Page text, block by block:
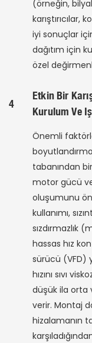
(örneğin,
iyi sonuçlar
dağıtım için
özel
4
Etkin Bir
Kurulum Ve
Önemli
tabanından
motor gücü ve
oluşumunu
kullanımı,
sızdırmazlık
hassas hız
sürücü (VFD)
hızını sıvı
düşük ila orta
verir. Montaj
hizalamanın